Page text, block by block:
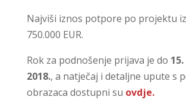
Najviši iznos potpore po projektu
750.000 EUR.
Rok za podnošenje prijava je do
2018., a natječaj i detaljne upute s
obrazaca dostupni su ovdje.